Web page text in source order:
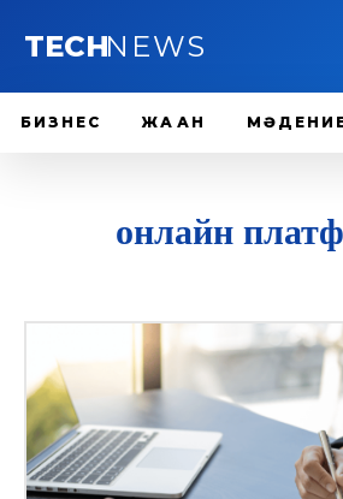
TECHNEWS
БИЗНЕС ЖАҺАН
онлайн